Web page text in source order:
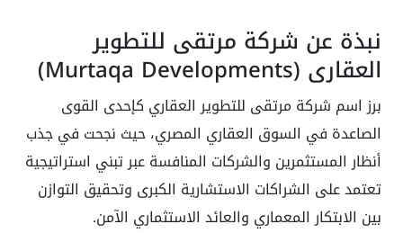
نبذة عن شركة مرتقى للتطوير
العقاري (Murtaqa Developments)
برز اسم شركة مرتقى للتطوير العقاري كإحدى القوى
الصاعدة في السوق العقاري المصري، حيث نجحت في جذب
أنظار المستثمرين والشركات المنافسة عبر تبني استراتيجية
تعتمد على الشراكات الاستشارية الكبرى وتحقيق التوازن
بين الابتكار المعماري والعائد الاستثماري الآمن.